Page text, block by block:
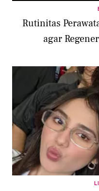
Rutinitas
agar